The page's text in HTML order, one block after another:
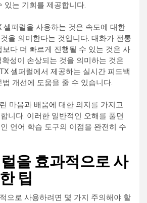
있는 기회를 제공합니다.
셀퍼럴을 사용하는 것은 속도에 대한
을 의미한다는 것입니다. 대화가 전통
다 더 빠르게 진행될 수 있는 것은 사
성이 손상되는 것을 의미하는 것은
셀퍼럴에서 제공하는 실시간 피드백
개선에 도움을 줄 수 있습니다.
마음과 배움에 대한 의지를 가지고
니다. 이러한 일반적인 오해를 풀면
언어 학습 도구의 이점을 완전히 수
을 효과적으로 사
팁
으로 사용하려면 몇 가지 주의해야 할